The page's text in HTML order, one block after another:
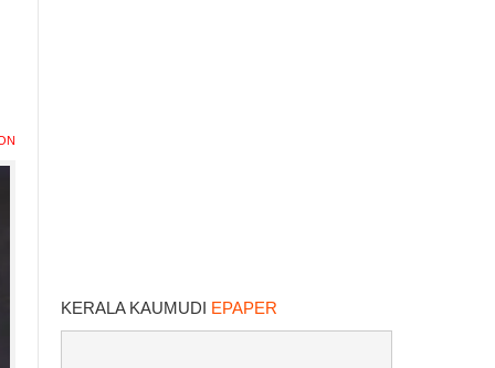
KERALA KAUMUDI EPAPER